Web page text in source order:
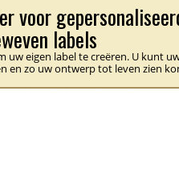
voor
labels
uw eigen label te creëren. U kunt
en zo uw ontwerp tot leven zien